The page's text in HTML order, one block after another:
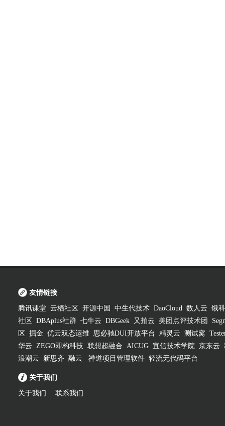
友情链接
腾讯课堂 云栖社区 开源中国 中生代技术 DaoCloud 数人云 饿
社区
DBAplus社群 七牛云 DBGeek 又拍云 美团点评技术团
区
掘金 优云双态运维 思必驰DUI开放平台 精灵云 测试窝
华云 ZEGO即构科技 联想超融合 AICUG 宜信技术学院 京东云
浪潮云
新思齐 融云 禅道项目管理软件 轻流无代码平台
关于我们
关于我们 联系我们